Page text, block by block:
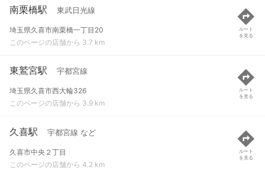
南栗橋駅 東武日光線
埼玉県久喜市南栗橋一丁目20
このページの店舗から 3.7 km
ルート
を見る
東鷲宮駅 宇都宮線
埼玉県久喜市西大輪326
このページの店舗から 3.9 km
ルート
を見る
久喜駅 宇都宮線 など
久喜市中央２丁目
このページの店舗から 4.2 km
ルート
を見る